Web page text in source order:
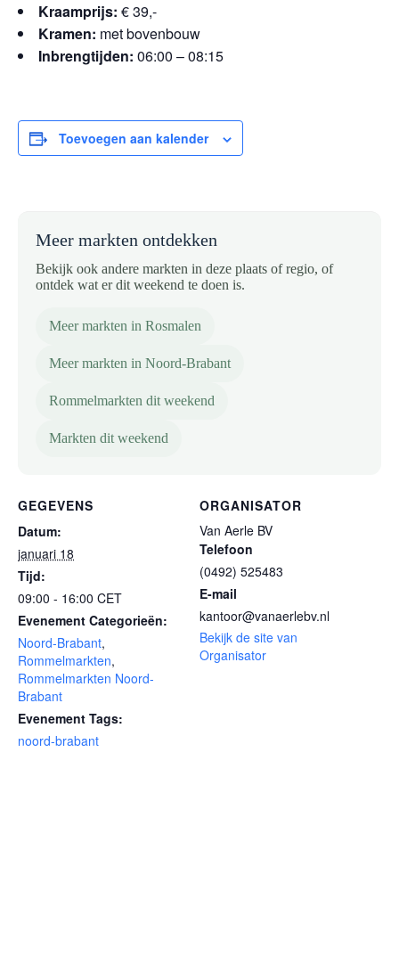
Kraamprijs: € 39,-
Kramen: met bovenbouw
Inbrengtijden: 06:00 – 08:15
Toevoegen aan kalender
Meer markten ontdekken
Bekijk ook andere markten in deze plaats of regio, of
ontdek wat er dit weekend te doen is.
Meer markten in Rosmalen
Meer markten in Noord-Brabant
Rommelmarkten dit weekend
Markten dit weekend
GEGEVENS
Datum:
januari 18
Tijd:
09:00 - 16:00 CET
Evenement Categorieën:
Noord-Brabant,
Rommelmarkten,
Rommelmarkten Noord-
Brabant
Evenement Tags:
noord-brabant
ORGANISATOR
Van Aerle BV
Telefoon
(0492) 525483
E-mail
kantoor@vanaerlebv.nl
Bekijk de site van
Organisator